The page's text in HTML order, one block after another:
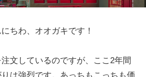
ちわ、オオガキです！
文しているのですが、ここ2年間
は強烈です。あっちもこっちも価